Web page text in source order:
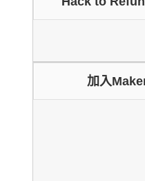
加入